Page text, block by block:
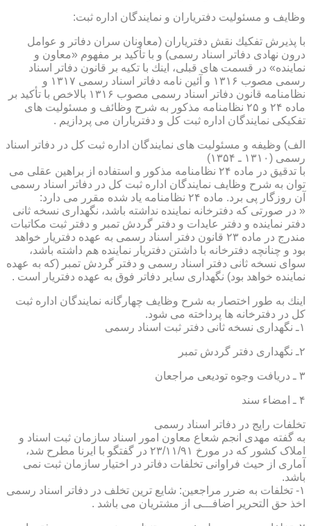
وظایف و مسئولیت دفتریاران و نمایندگان اداره ثبت:
با پذیرش تفكیك نقش دفتریاران (معاونان سران دفاتر و عوامل
درون نهادی دفاتر اسناد رسمی) و با تأكید بر مفهوم «معاون و
نماینده» در قسمت های قبلی، اینك با تكیه بر قانون دفاتر اسناد
رسمی مصوب ۱۳۱۶ و آئین نامه دفاتر اسناد رسمی ۱۳۱۷ و
نظامنامه قانون دفاتر اسناد رسمی مصوب ۱۳۱۶ بالاخص با تأكید بر
ماده ۲۴ و ۲۵ نظامنامه مذكور به شرح وظائف و مسئولیت های
تفكیكی نمایندگان اداره ثبت كل و دفتریاران می پردازیم .
الف) وظیفه و مسئولیت های نمایندگان اداره ثبت كل در دفاتر اسناد
رسمی (۱۳۱۰ ـ ۱۳۵۴)
با تدقیق در ماده ۲۴ نظامنامه مذكور و استفاده از براهین عقلی می
توان به شرح وظایف نمایندگان اداره ثبت كل در دفاتر اسناد رسمی
آن روزگار پی برد. ماده ۲۴ نظامنامه یاد شده مقرر می دارد:
« در صورتی كه دفترخانه نماینده نداشته باشد، نگهداری نسخه ثانی
دفتر نماینده و دفتر عایدات و دفتر گردش تمبر و دفتر ثبت مكاتبات
مندرج در ماده ۲۳ قانون دفتر اسناد رسمی به عهده دفتریار خواهد
بود و چنانچه دفترخانه با داشتن دفتریار نماینده هم داشته باشد،
سوای نسخه ثانی دفتر اسناد رسمی و دفتر گردش تمبر (كه به عهده
نماینده خواهد بود) نگهداری سایر دفاتر فوق به عهده دفتریار است .
اینك به طور اختصار به شرح وظایف چهارگانه نمایندگان اداره ثبت
كل در دفترخانه ها پرداخته می شود.
۱ـ نگهداری نسخه ثانی دفتر ثبت اسناد رسمی
۲ـ نگهداری دفتر گردش تمبر
۳ ـ دریافت وجوه تودیعی مراجعان
۴ ـ امضاء سند
تخلفات رایج در دفاتر اسناد رسمی
به گفته مهدی انجم شعاع معاون امور اسناد سازمان ثبت اسناد و
املاک کشور که در مورخ ۲۳/۱۱/۹۱ در گفتگو با ایرنا مطرح شد،
آماری از حیث فراوانی تخلفات دفاتر در اختیار سازمان ثبت نمی
باشد.
۱- تخلفات به ضرر مراجعین: شایع ترین تخلف در دفاتر اسناد رسمی
اخذ حق التحریر اضافـــی از مشتریان می باشد .